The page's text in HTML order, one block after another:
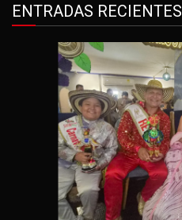
ENTRADAS RECIENTES